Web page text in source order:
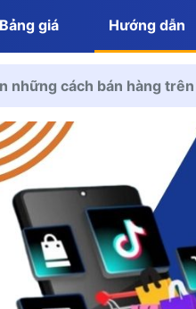
Bảng giá Hướng dẫn
những cách bán hàng